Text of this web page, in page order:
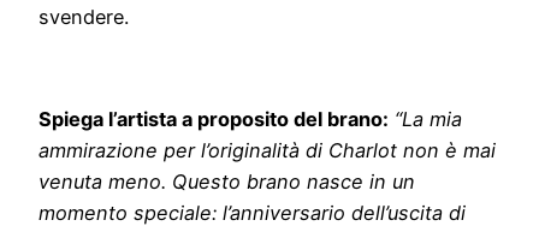
svendere.
Spiega l’artista a proposito del brano: “La mia
ammirazione per l’originalità di Charlot non è mai
venuta meno. Questo brano nasce in un
momento speciale: l’anniversario dell’uscita di